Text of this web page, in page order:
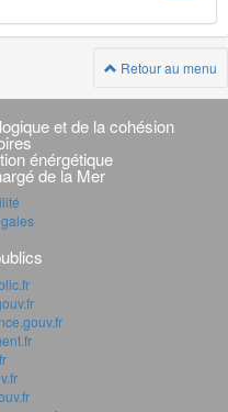
Retour au menu
et de la cohésion
énérgétique
de la Mer